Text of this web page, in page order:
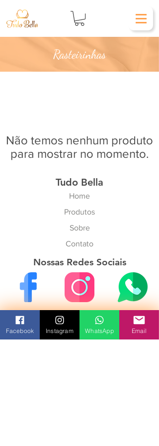
Rasteirinhas
Não temos nenhum produto
para mostrar no momento.
Tudo Bella
Home
Produtos
Sobre
Contato
Nossas Redes Sociais
Não perca as novidades
Facebook Instagram WhatsApp Email